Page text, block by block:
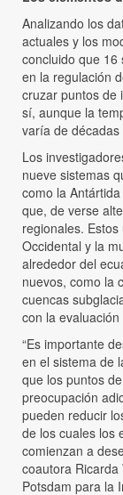
Analizando los
actuales y los
concluido que 16
en la regulación
cruzar puntos de
sí, aunque la
varía de
Los
nueve sistemas
como la
que, de verse
regionales.
Occidental y la
alrededor del
nuevos, como la
cuencas
con la
“Es importante
en el sistema de
que los puntos
preocupación
pueden reducir
de los cuales los
comienzan a
coautora
Potsdam para la